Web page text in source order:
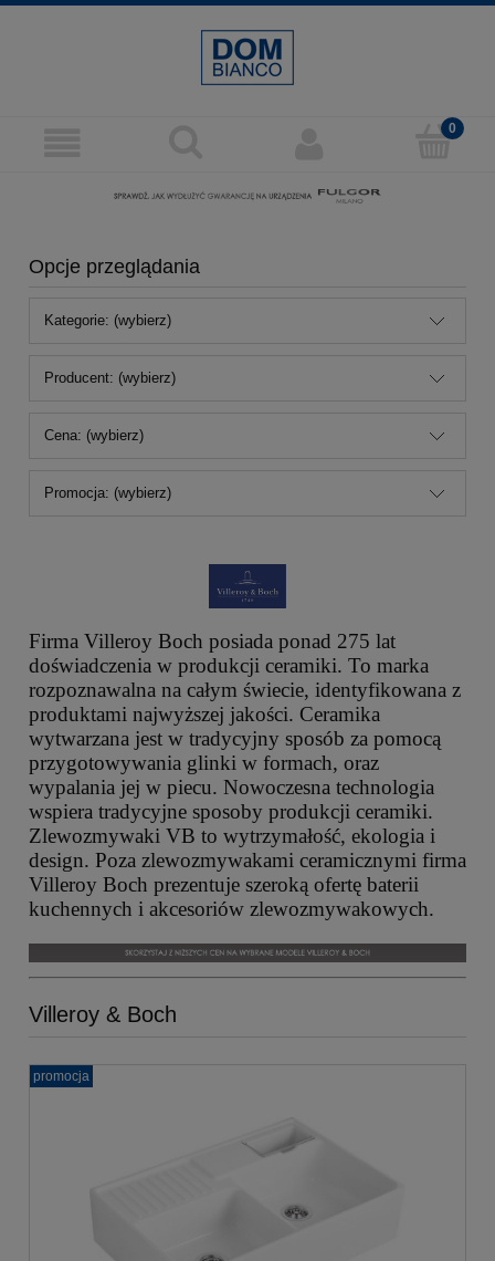
Opcje przeglądania
Kategorie: (wybierz)
Producent: (wybierz)
Cena: (wybierz)
Promocja: (wybierz)
Firma Villeroy Boch posiada ponad 275 lat
doświadczenia w produkcji ceramiki. To marka
rozpoznawalna na całym świecie, identyfikowana z
produktami najwyższej jakości. Ceramika
wytwarzana jest w tradycyjny sposób za pomocą
przygotowywania glinki w formach, oraz
wypalania jej w piecu. Nowoczesna technologia
wspiera tradycyjne sposoby produkcji ceramiki.
Zlewozmywaki VB to wytrzymałość, ekologia i
design. Poza zlewozmywakami ceramicznymi firma
Villeroy Boch prezentuje szeroką ofertę baterii
kuchennych i akcesoriów zlewozmywakowych.
Villeroy & Boch
promocja